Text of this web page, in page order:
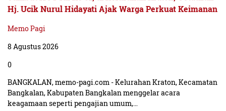
Hj. Ucik Nurul Hidayati Ajak Warga Perkuat Keimanan
Memo Pagi
8 Agustus 2026
0
BANGKALAN, memo-pagi.com - Kelurahan Kraton, Kecamatan
Bangkalan, Kabupaten Bangkalan menggelar acara
keagamaan seperti pengajian umum,…